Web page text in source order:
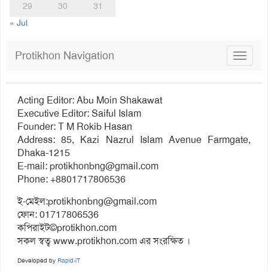
29
30
31
« Jul
Toggle
Protikhon Navigation
Acting Editor: Abu Moin Shakawat
Executive Editor: Saiful Islam
Founder: T M Rokib Hasan
Address: 85, Kazi Nazrul Islam Avenue Farmgate,
Dhaka-1215
E-mail:protikhonbng@gmail.com
Phone: +8801717806536
ই-মেইল:protikhonbng@gmail.com
ফোন: 01717806536
কপিরাইট©protikhon.com
সকল স্বত্ব www.protikhon.com এর সংরক্ষিত ।
Developed by Rapid-iT